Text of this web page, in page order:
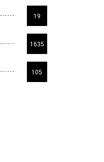
19
1635
105